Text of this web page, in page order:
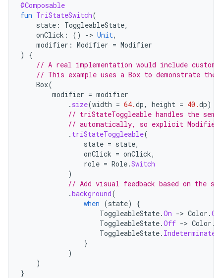
@Composable
fun TriStateSwitch(
state : ToggleableState,
onClick : () -> Unit,
modifier : Modifier = Modifier
)
{
// A real implementation would include
// This example uses a Box to demonstrate the
Box(
modifier = modifier
. size(width = 64.dp, height = 40.dp)
// triStateToggleable handles the
// automatically, so explicit
. triStateToggleable(
state = state,
onClick = onClick,
role = Role.Switch
)
// Add visual feedback based on the
.background(
when (state)
{
ToggleableState.On -> Color .
ToggleableState.Off -> Color .
ToggleableState. Indeterminate
}
)
)
}